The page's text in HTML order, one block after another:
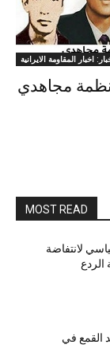
اخبار المقاومة الايرانية
مجاهدي
MOST READ
لانتفاضة
الردع
القمع في